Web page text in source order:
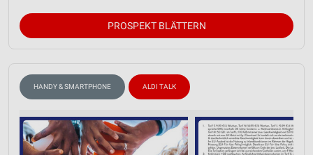
PROSPEKT BLÄTTERN
HANDY & SMARTPHONE ALDI TALK